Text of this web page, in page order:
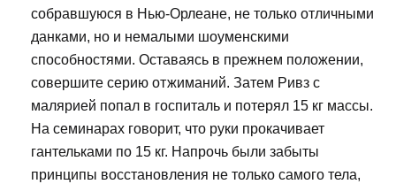
собравшуюся в Нью-Орлеане, не только отличными
данками, но и немалыми шоуменскими
способностями. Оставаясь в прежнем положении,
совершите серию отжиманий. Затем Ривз с
малярией попал в госпиталь и потерял 15 кг массы.
На семинарах говорит, что руки прокачивает
гантельками по 15 кг. Напрочь были забыты
принципы восстановления не только самого тела,